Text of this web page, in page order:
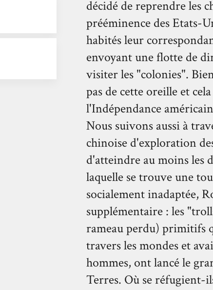
décidé de reprendre les
prééminence des Etats-
habités leur
envoyant une flotte de
visiter les "colonies".
pas de cette oreille et
l'Indépendance
Nous suivons aussi à
chinoise d'exploration
d'atteindre au moins les
laquelle se trouve une
socialement inadaptée,
supplémentaire : les
rameau perdu) primitifs
travers les mondes et
hommes, ont lancé le
Terres. Où se réfugient-